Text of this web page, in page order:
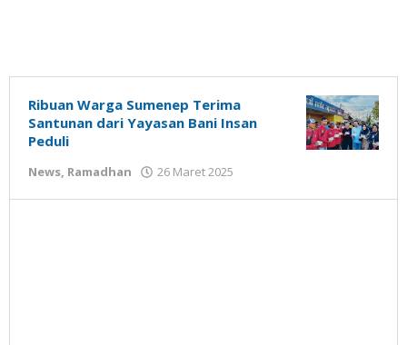
Ribuan Warga Sumenep Terima
Santunan dari Yayasan Bani Insan
Peduli
News, Ramadhan 26 Maret 2025
Susanto